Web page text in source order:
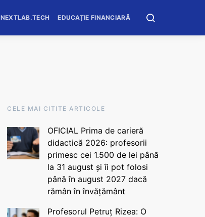
NEXTLAB.TECH EDUCAȚIE FINANCIARĂ
CELE MAI CITITE ARTICOLE
OFICIAL Prima de carieră
didactică 2026: profesorii
primesc cei 1.500 de lei până
la 31 august și îi pot folosi
până în august 2027 dacă
rămân în învățământ
Profesorul Petruț Rizea: O